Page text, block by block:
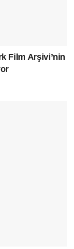
Film Arşivi’nin